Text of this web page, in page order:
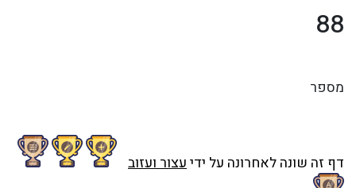
88
מספר
דף זה שונה לאחרונה על ידיעצור ועזוב